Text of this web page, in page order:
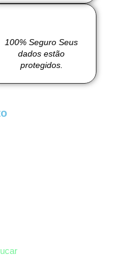
100% Seguro Seus
dados estão
protegidos.